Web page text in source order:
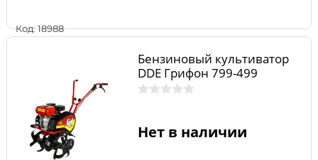
Код: 18988
Бензиновый культиватор
DDE Грифон 799-499
Нет в наличии